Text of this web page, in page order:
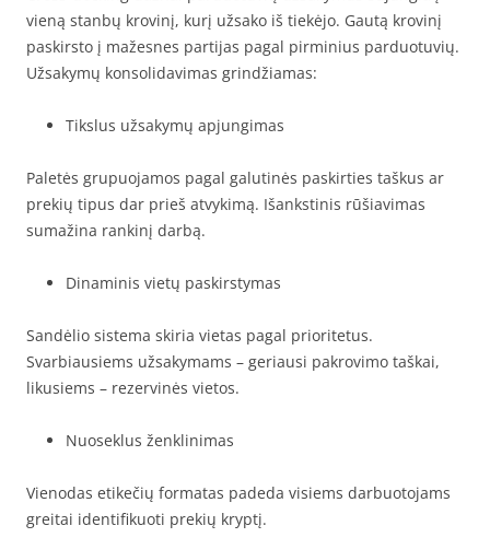
vieną stanbų krovinį, kurį užsako iš tiekėjo. Gautą krovinį
paskirsto į mažesnes partijas pagal pirminius parduotuvių.
Užsakymų konsolidavimas grindžiamas:
Tikslus užsakymų apjungimas
Paletės grupuojamos pagal galutinės paskirties taškus ar
prekių tipus dar prieš atvykimą. Išankstinis rūšiavimas
sumažina rankinį darbą.
Dinaminis vietų paskirstymas
Sandėlio sistema skiria vietas pagal prioritetus.
Svarbiausiems užsakymams – geriausi pakrovimo taškai,
likusiems – rezervinės vietos.
Nuoseklus ženklinimas
Vienodas etikečių formatas padeda visiems darbuotojams
greitai identifikuoti prekių kryptį.